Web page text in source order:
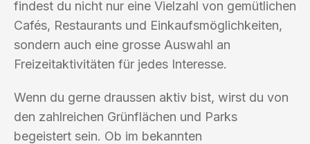
findest du nicht nur eine Vielzahl von gemütlichen
Cafés, Restaurants und Einkaufsmöglichkeiten,
sondern auch eine grosse Auswahl an
Freizeitaktivitäten für jedes Interesse.
Wenn du gerne draussen aktiv bist, wirst du von
den zahlreichen Grünflächen und Parks
begeistert sein. Ob im bekannten